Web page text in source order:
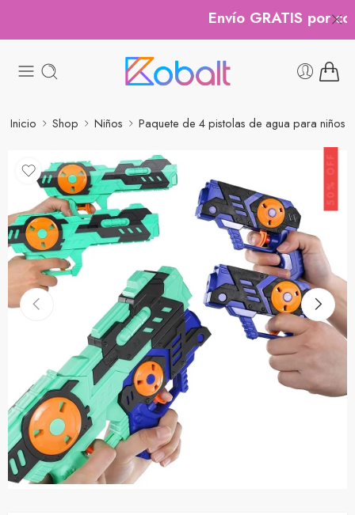
Envío GRATIS por
Inicio Shop Niños Paquete de 4 pistolas de agua para niños
50% OFF